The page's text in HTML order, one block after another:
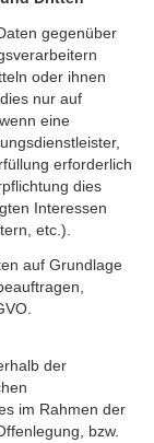
gegenüber
oder ihnen
nur auf
eine
erforderlich
dies
Interessen
etc.).
auf Grundlage
der
im Rahmen der
bzw.